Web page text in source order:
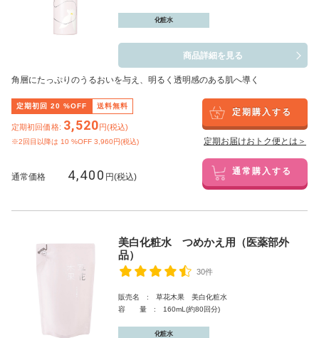
化粧水
商品詳細を見る
角層にたっぷりのうるおいを与え、明るく透明感のある肌へ導く
定期初回 20 %OFF 送料無料
定期初回価格: 3,520円(税込)
※2回目以降は 10 %OFF 3,960円(税込)
定期購入する
定期お届けおトク便とは＞
通常価格 4,400 円(税込) 通常購入する
美白化粧水 つめかえ用（医薬部外
品）
30件
販売名 : 草花木果 美白化粧水
容 量 : 160mL(約80回分)
化粧水